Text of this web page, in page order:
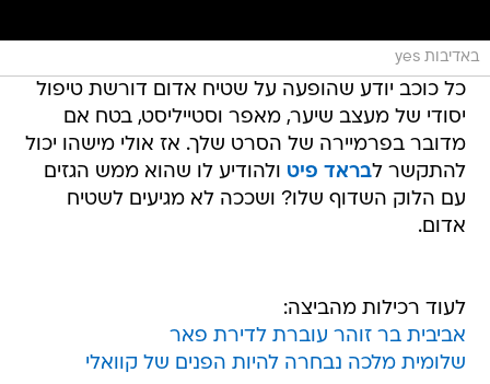
באדיבות yes
כל כוכב יודע שהופעה על שטיח אדום דורשת טיפול
יסודי של מעצב שיער, מאפר וסטייליסט, בטח אם
מדובר בפרמיירה של הסרט שלך. אז אולי מישהו יכול
להתקשר לבראד פיט ולהודיע לו שהוא ממש הגזים
עם הלוק השדוף שלו? ושככה לא מגיעים לשטיח
אדום.
לעוד רכילות מהביצה:
אביבית בר זוהר עוברת לדירת פאר
שלומית מלכה נבחרה להיות הפנים של קוואלי